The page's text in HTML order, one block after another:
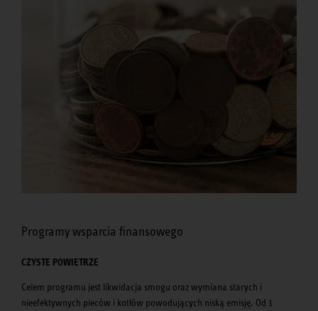
Programy wsparcia finansowego
CZYSTE POWIETRZE
Celem programu jest likwidacja smogu oraz wymiana starych i
nieefektywnych pieców i kotłów powodujących niską emisję. Od 1